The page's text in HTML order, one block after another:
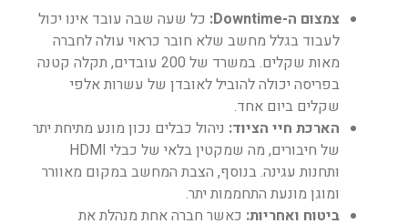
צמצום ה-Downtime:
כל שעה שבה עובד אינו יכול
לעבוד בגלל מחשב שלא חובר כראוי עולה לחברה
מאות שקלים. במשרד של 200 עובדים, תקלה קטנה
בפריסה יכולה להוביל לאובדן של עשרות אלפי
שקלים ביום אחד.
הארכת חיי הציוד: ניהול כבלים נכון מונע מתיחת יתר
של חיבורים, מה שמקטין בלאי של כבלי HDMI
ותחנות עגינה. בנוסף, הצבת המחשב במקום מאוורר
ומוגן מונעת התחממות יתר.
ביטוח ואחריות: כאשר חברה אחת מנהלת את